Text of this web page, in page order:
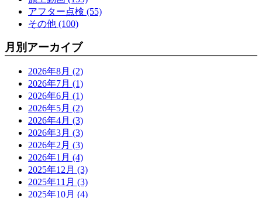
アフター点検 (55)
その他 (100)
月別アーカイブ
2026年8月 (2)
2026年7月 (1)
2026年6月 (1)
2026年5月 (2)
2026年4月 (3)
2026年3月 (3)
2026年2月 (3)
2026年1月 (4)
2025年12月 (3)
2025年11月 (3)
2025年10月 (4)